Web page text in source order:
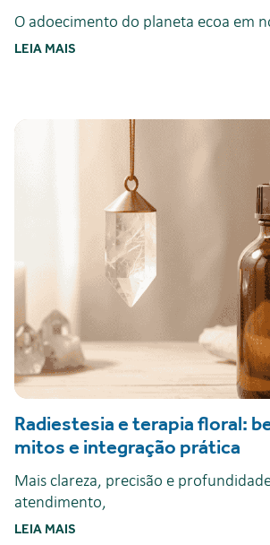
O adoecimento do planeta ecoa em
LEIA MAIS
Radiestesia e terapia floral:
mitos e integração prática
Mais clareza, precisão e
atendimento,
LEIA MAIS